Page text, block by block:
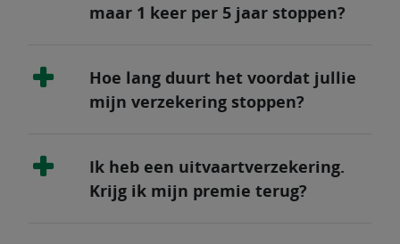
maar 1 keer per 5 jaar stoppen?
Hoe lang duurt het voordat jullie
mijn verzekering stoppen?
Ik heb een uitvaartverzekering.
Krijg ik mijn premie terug?